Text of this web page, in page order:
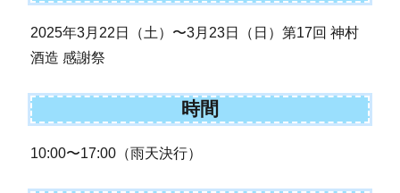
2025年3月22日（土）〜3月23日（日）第17回 神村
酒造 感謝祭
時間
10:00〜17:00（雨天決行）